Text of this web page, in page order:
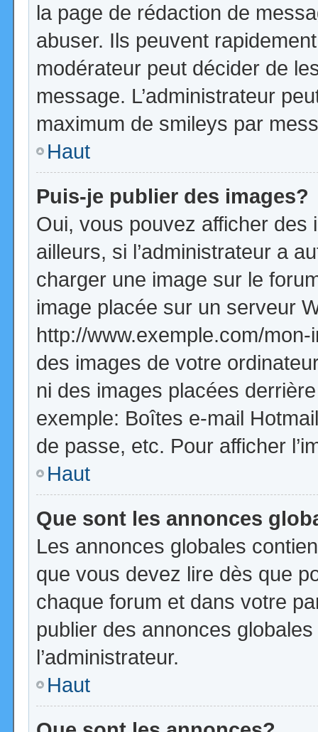
la page de rédaction de
abuser. Ils peuvent
modérateur peut décider de
message. L’administrateur
maximum de smileys par
Haut
Puis-je publier des images?
Oui, vous pouvez afficher
ailleurs, si l’administrateur a
charger une image sur le
image placée sur un serveur
http://www.exemple.com/
des images de votre
ni des images placées
exemple: Boîtes e-mail
de passe, etc. Pour afficher
Haut
Que sont les annonces
Les annonces globales
que vous devez lire dès que
chaque forum et dans votre
publier des annonces
l’administrateur.
Haut